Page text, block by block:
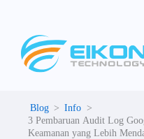
content
Info
3 Pembaruan Audit Log
Keamanan yang Lebih
e
g
i
e
s